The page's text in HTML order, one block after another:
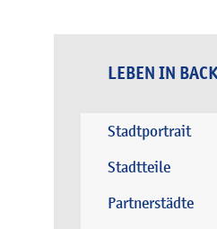
LEBEN IN
Stadtportrait
Stadtteile
Partnerstädte